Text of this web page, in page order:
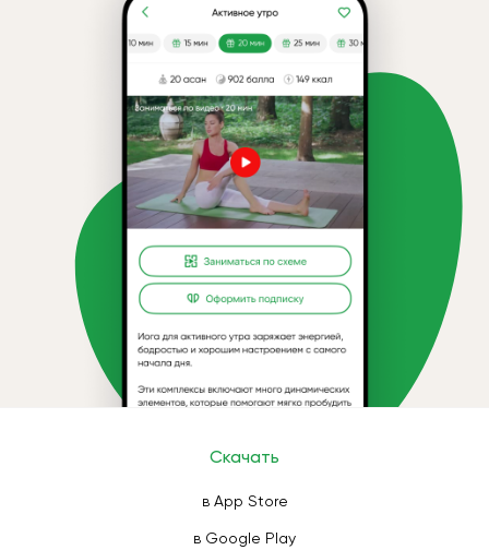
Скачать
в App Store
в Google Play